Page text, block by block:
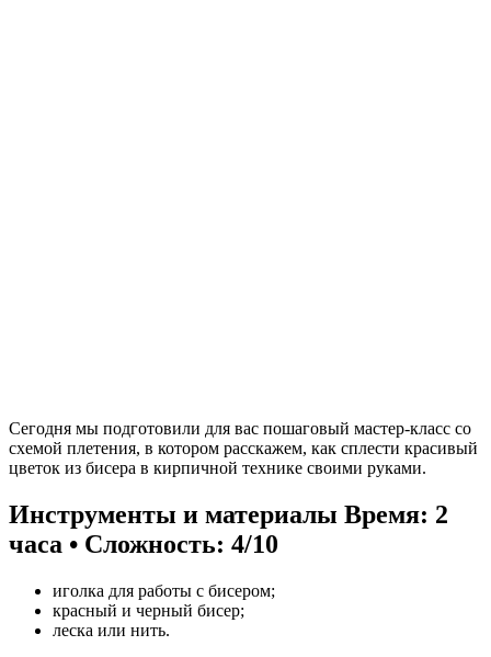
Сегодня мы подготовили для вас пошаговый мастер-класс со
схемой плетения, в котором расскажем, как сплести красивый
цветок из бисера в кирпичной технике своими руками.
Инструменты и материалы Время: 2
часа • Сложность: 4/10
иголка для работы с бисером;
красный и черный бисер;
леска или нить.